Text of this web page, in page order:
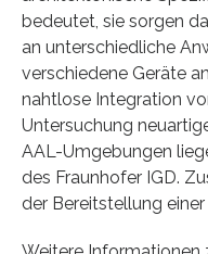
bedeutet, sie sorgen
an unterschiedliche
verschiedene Geräte
nahtlose Integration
Untersuchung
AAL-Umgebungen
des Fraunhofer IGD.
der Bereitstellung